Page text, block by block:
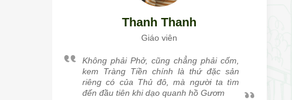
Thanh Thanh
Giáo viên
Không phải Phở, cũng chẳng phải cốm,
kem Tràng Tiền chính là thứ đặc sản
riêng có của Thủ đô, mà người ta tìm
đến đầu tiên khi dạo quanh hồ Gươm